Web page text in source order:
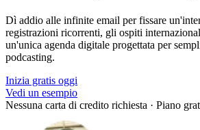
Dì addio alle infinite email per fissare
registrazioni ricorrenti, gli ospiti
un'unica agenda digitale progettata per
podcasting.
Inizia gratis oggi
Vedi un esempio
Nessuna carta di credito richiesta · Piano